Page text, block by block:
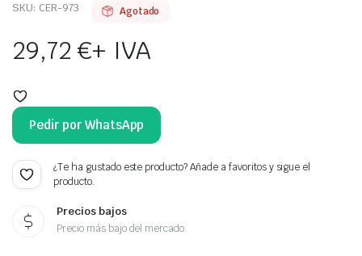
SKU: CER-973 Agotado
29,72€+ IVA
Pedir por WhatsApp
¿Te ha gustado este producto? Añade a favoritos y sigue el
producto.
Precios bajos
Precio más bajo del mercado